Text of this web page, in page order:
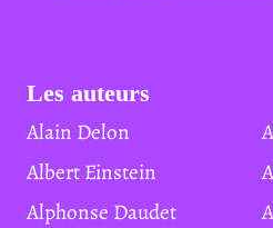
Les auteurs
Alain Delon
Albert Einstein
Alphonse Daudet